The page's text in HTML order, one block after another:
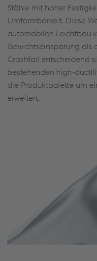
Stähle mit hoher
Umformbarkeit. Diese
automobilen Leichtbau
Gewichtseinsparung als
Crashfall entscheidend
bestehenden high-
die Produktpalette um
erweitert.